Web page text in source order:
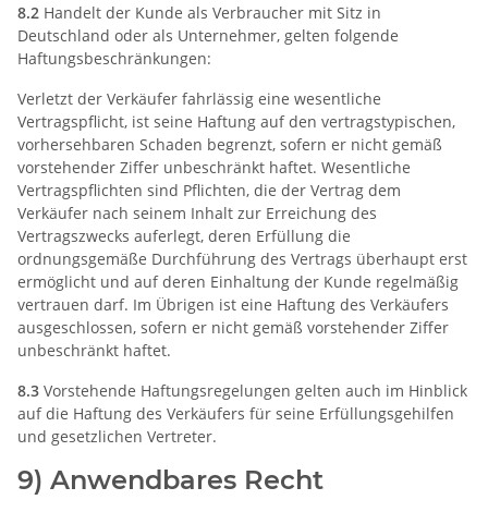
8.2 Handelt der Kunde als Verbraucher mit Sitz in
Deutschland oder als Unternehmer, gelten folgende
Haftungsbeschränkungen:
Verletzt der Verkäufer fahrlässig eine wesentliche
Vertragspflicht, ist seine Haftung auf den vertragstypischen,
vorhersehbaren Schaden begrenzt, sofern er nicht gemäß
vorstehender Ziffer unbeschränkt haftet. Wesentliche
Vertragspflichten sind Pflichten, die der Vertrag dem
Verkäufer nach seinem Inhalt zur Erreichung des
Vertragszwecks auferlegt, deren Erfüllung die
ordnungsgemäße Durchführung des Vertrags überhaupt erst
ermöglicht und auf deren Einhaltung der Kunde regelmäßig
vertrauen darf. Im Übrigen ist eine Haftung des Verkäufers
ausgeschlossen, sofern er nicht gemäß vorstehender Ziffer
unbeschränkt haftet.
8.3 Vorstehende Haftungsregelungen gelten auch im Hinblick
auf die Haftung des Verkäufers für seine Erfüllungsgehilfen
und gesetzlichen Vertreter.
9) Anwendbares Recht